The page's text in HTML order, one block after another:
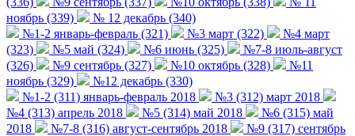
ноябрь (339)
№ 12 декабрь (340)
№1-2 январь-февраль (321)
№3 март (322)
№4 март
(323)
№5 май (324) №6 июнь (325)
№7-8 июль-август
(326)
№9 сентябрь (327) №10 октябрь (328)
№11
ноябрь (329)
№12 декабрь (330)
№1-2 (311) январь-февраль 2018
№3 (312) март 2018
№4 (313) апрель 2018
№5 (314) май 2018
№6 (315) май
2018
№7-8 (316) август-сентябрь 2018
№9 (317) сентябрь